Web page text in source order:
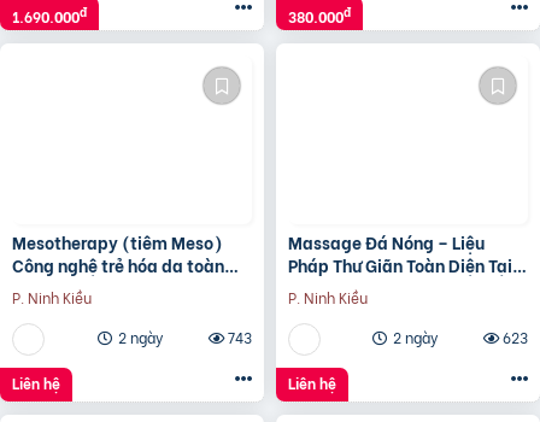
1.690.000đ 380.000đ
Mesotherapy (tiêm Meso)
Công nghệ trẻ hóa da toàn
diện tại Eva Spa Cần Thơ
P. Ninh Kiều
2 ngày
743
Liên hệ
Massage Đá Nóng – Liệu
Pháp Thư Giãn Toàn Diện Tại
Eva Spa Cần Thơ
P. Ninh Kiều
2 ngày
623
Liên hệ